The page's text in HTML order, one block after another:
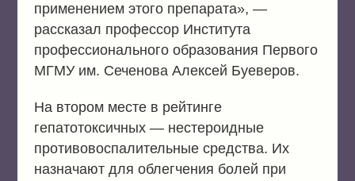
применением этого препарата», —
рассказал профессор Института
профессионального образования Первого
МГМУ им. Сеченова Алексей Буеверов.
На втором месте в рейтинге
гепатотоксичных — нестероидные
противовоспалительные средства. Их
назначают для облегчения болей при